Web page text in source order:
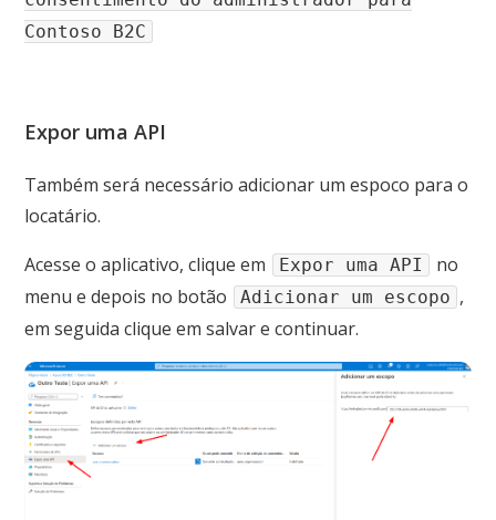
Contoso B2C
Expor uma API
Também será necessário adicionar um espoco para o
locatário.
Acesse o aplicativo, clique em
Expor uma API
no
menu e depois no botão
Adicionar um escopo ,
em seguida clique em salvar e continuar.